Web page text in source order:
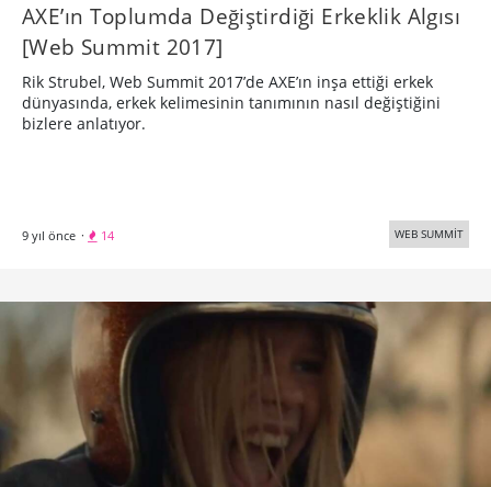
AXE’ın Toplumda Değiştirdiği Erkeklik Algısı
[Web Summit 2017]
Rik Strubel, Web Summit 2017’de AXE’ın inşa ettiği erkek
dünyasında, erkek kelimesinin tanımının nasıl değiştiğini
bizlere anlatıyor.
9 yıl önce · 14 WEB SUMMİT